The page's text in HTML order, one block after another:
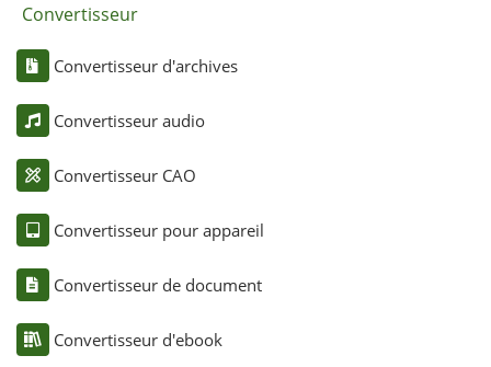
Convertisseur
Convertisseur d'archives
Convertisseur audio
Convertisseur CAO
Convertisseur pour appareil
Convertisseur de document
Convertisseur d'ebook